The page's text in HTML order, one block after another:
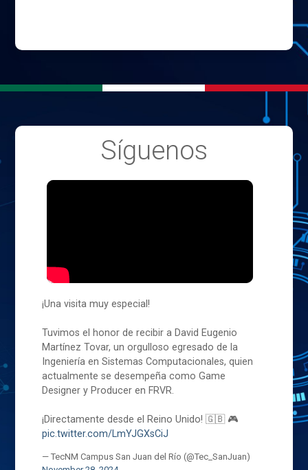
Síguenos
¡Una visita muy especial!
Tuvimos el honor de recibir a David Eugenio
Martínez Tovar, un orgulloso egresado de la
Ingeniería en Sistemas Computacionales, quien
actualmente se desempeña como Game
Designer y Producer en FRVR.
¡Directamente desde el Reino Unido! 🇬🇧 🎮
pic.twitter.com/LmYJGXsCiJ
— TecNM Campus San Juan del Río (@Tec_SanJuan)